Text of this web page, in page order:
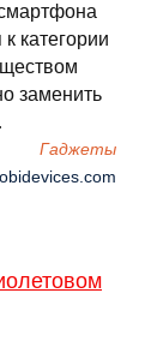
категории
заменить
Гаджеты